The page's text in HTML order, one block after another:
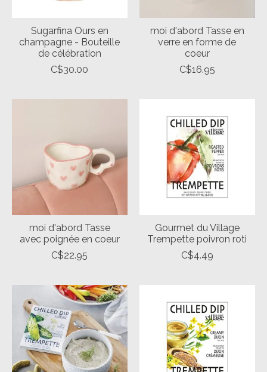
Sugarfina Ours en
champagne - Bouteille
de célébration
C$30.00
moi d'abord Tasse en
verre en forme de
coeur
C$16.95
moi d'abord Tasse
avec poignée en coeur
C$22.95
Gourmet du Village
Trempette poivron roti
C$4.49